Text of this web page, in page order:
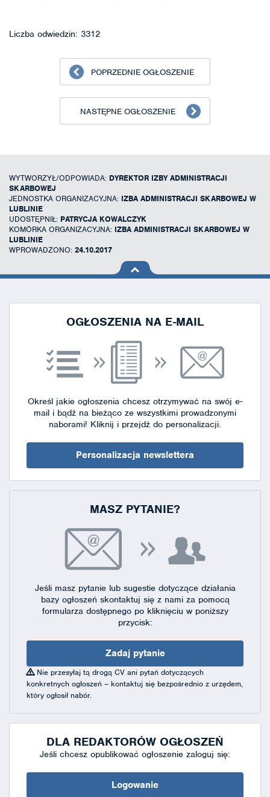
Liczba odwiedzin: 3312
POPRZEDNIE OGŁOSZENIE
NASTĘPNE OGŁOSZENIE
WYTWORZYŁ/ODPOWIADA: DYREKTOR IZBY ADMINISTRACJI
SKARBOWEJ
JEDNOSTKA ORGANIZACYJNA: IZBA ADMINISTRACJI SKARBOWEJ W
LUBLINIE
UDOSTĘPNIŁ: PATRYCJA KOWALCZYK
KOMÓRKA ORGANIZACYJNA: IZBA ADMINISTRACJI SKARBOWEJ W
LUBLINIE
WPROWADZONO: 24.10.2017
na górę
OGŁOSZENIA NA E-MAIL
Określ jakie ogłoszenia chcesz otrzymywać na swój e-
mail i bądź na bieżąco ze wszystkimi prowadzonymi
naborami! Kliknij i przejdź do personalizacji.
Personalizacja newslettera
MASZ PYTANIE?
Jeśli masz pytanie lub sugestie dotyczące działania
bazy ogłoszeń skontaktuj się z nami za pomocą
formularza dostępnegopo kliknięciu w poniższy
przycisk:
Zadaj pytanie
Nie przesyłaj tą drogą CV ani pytań dotyczących
konkretnych ogłoszeń – kontaktuj się bezpośrednio z urzędem,
który ogłosił nabór.
DLA REDAKTORÓW OGŁOSZEŃ
Jeśli chcesz opublikować ogłoszenie zaloguj się:
Logowanie